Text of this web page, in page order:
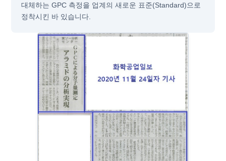
대체하는 GPC 측정을 업계의 새로운 표준(Standard)으로
정착시킨 바 있습니다.